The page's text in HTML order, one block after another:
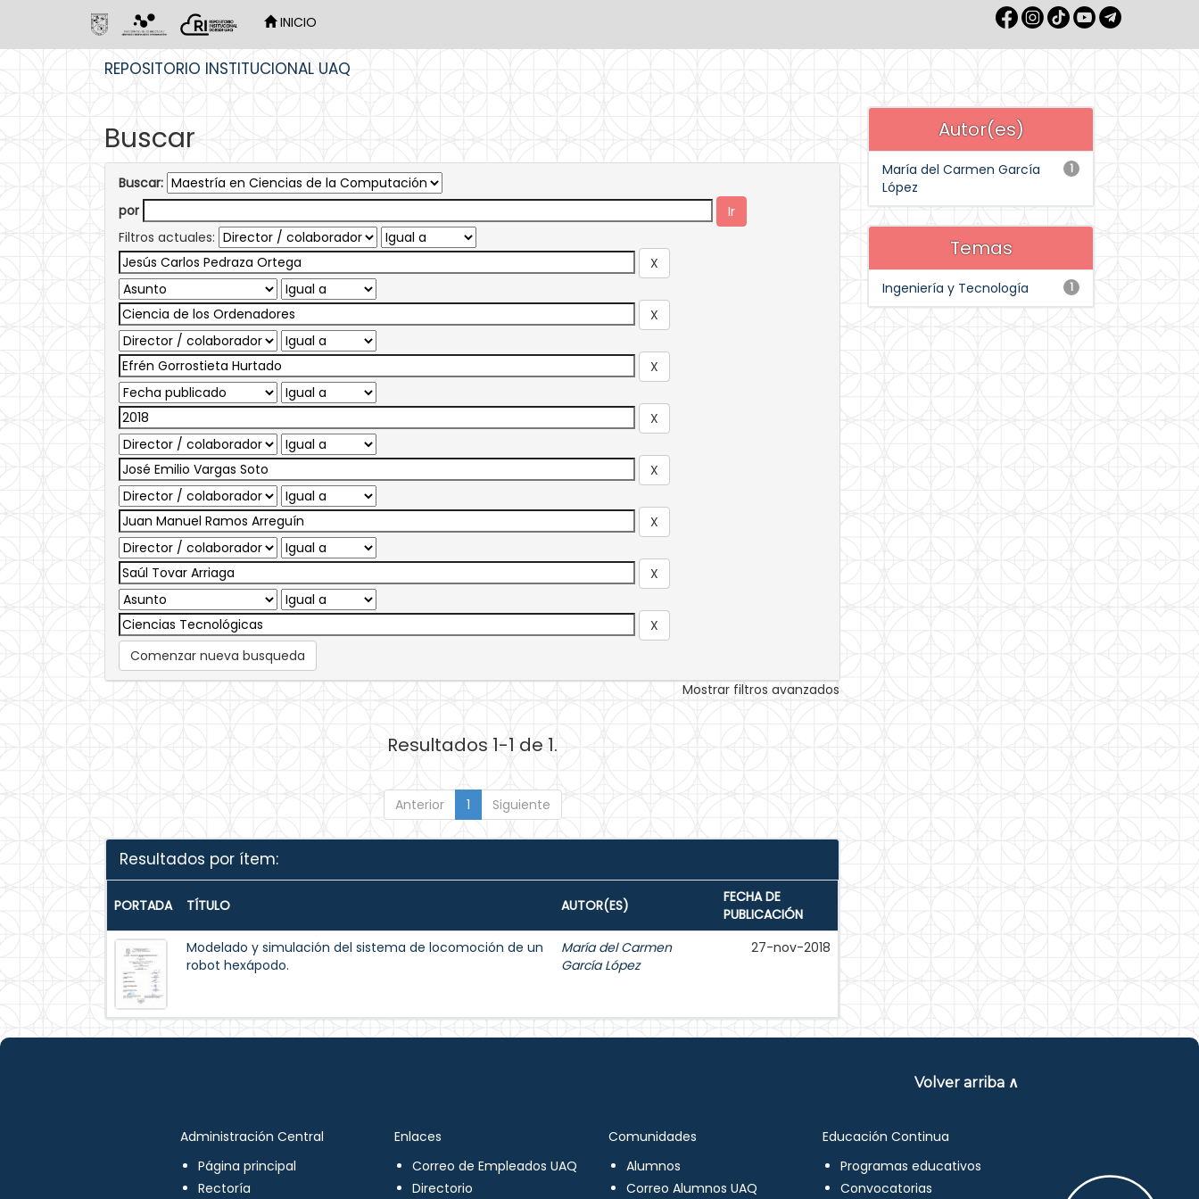
INICIO
REPOSITORIO INSTITUCIONAL UAQ
Buscar
Buscar:
por
Filtros actuales:
Comenzar nueva busqueda
Mostrar filtros avanzados
Resultados 1-1 de 1.
Anterior 1 Siguiente
Resultados por ítem:
PORTADA TÍTULO AUTOR(ES)
FECHA DE
PUBLICACIÓN
Modelado y simulación del sistema de locomoción de un
robot hexápodo.
María del Carmen
García López
27-nov-2018
Autor(es)
1
María del Carmen García
López
Temas
1
Ingeniería y Tecnología
Volver arriba ∧
Administración Central
Página principal
Rectoría
Enlaces
Correo de Empleados UAQ
Directorio
Comunidades
Alumnos
Correo Alumnos UAQ
Educación Continua
Programas educativos
Convocatorias